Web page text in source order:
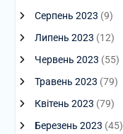
Серпень 2023 (9)
Липень 2023 (12)
Червень 2023 (55)
Травень 2023 (79)
Квітень 2023 (79)
Березень 2023 (45)